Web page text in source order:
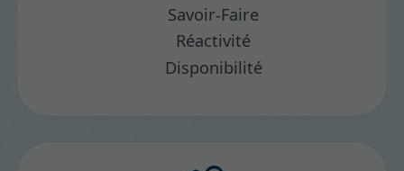
Savoir‑Faire
Réactivité
Disponibilité